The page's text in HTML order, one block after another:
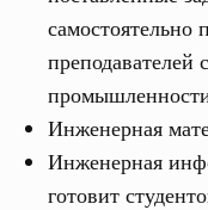
самостоятельно
Инженерная
Инженерная
готовит